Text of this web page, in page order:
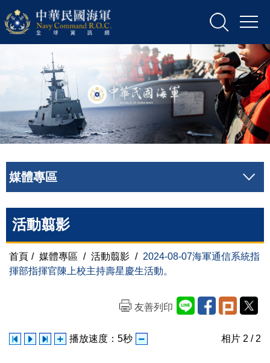
媒體專區
活動翦影
首頁 / 媒體專區 / 活動翦影 / 2024-08-07海軍通信系統指
揮部指揮官陳上校主持壽星慶生活動。
友善列印
播放速度： 5秒 相片 2 / 2